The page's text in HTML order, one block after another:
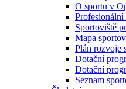
O sportu v
Profesionální
Sportoviště
Mapa
Plán rozvoje
Dotační
Dotační
Seznam